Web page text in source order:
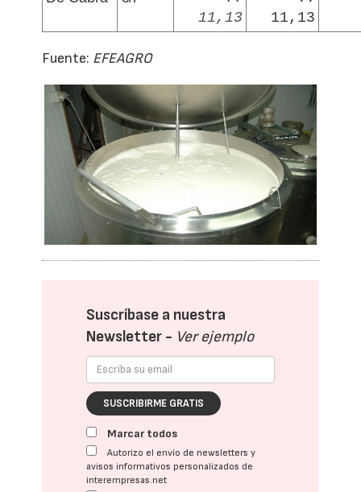
11,13
11,13
Fuente: EFEAGRO
Suscríbase a nuestra
Newsletter - Ver ejemplo
SUSCRIBIRME GRATIS
Marcar todos
Autorizo el envío de newsletters y
avisos informativos personalizados de
interempresas.net